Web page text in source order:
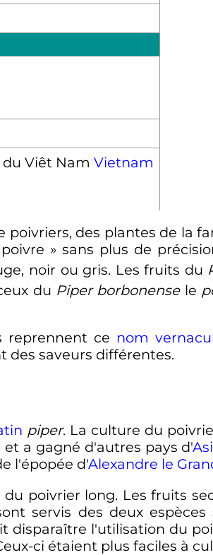
Vietnam
poivriers, des plantes de la
poivre » sans plus de
noir ou gris. Les fruits du
du Piper borbonensele
reprennent ce nom
des saveurs différentes.
piper. La culture du
et a gagné d'autres pays d'
l'épopée d'Alexandre le
poivrier long. Les fruits
servis des deux espèces
disparaître l'utilisation du
ci étaient plus faciles à